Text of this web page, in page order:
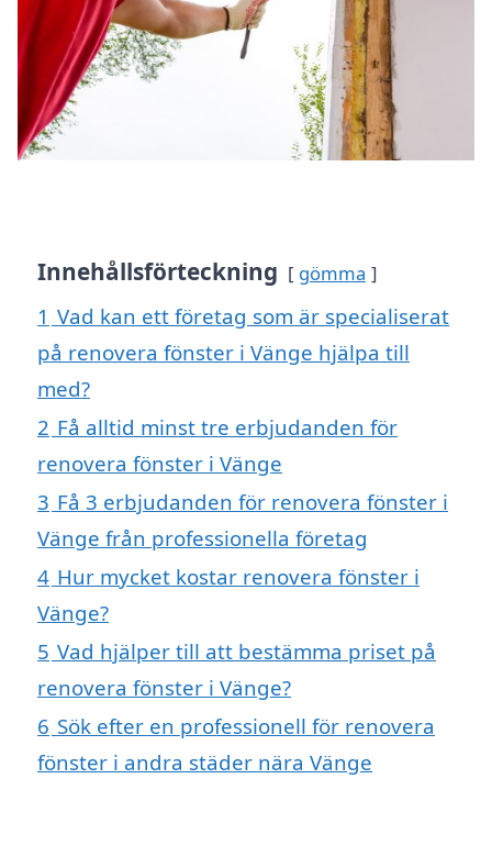
Innehållsförteckning gömma
1 Vad kan ett företag som är specialiserat
på renovera fönster i Vänge hjälpa till
med?
2 Få alltid minst tre erbjudanden för
renovera fönster i Vänge
3 Få 3 erbjudanden för renovera fönster i
Vänge från professionella företag
4 Hur mycket kostar renovera fönster i
Vänge?
5 Vad hjälper till att bestämma priset på
renovera fönster i Vänge?
6 Sök efter en professionell för renovera
fönster i andra städer nära Vänge